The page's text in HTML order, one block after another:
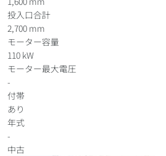
投入口合計
2,700 mm
モーター容量
110 kW
モーター最大電圧
-
付帯
あり
年式
-
中古